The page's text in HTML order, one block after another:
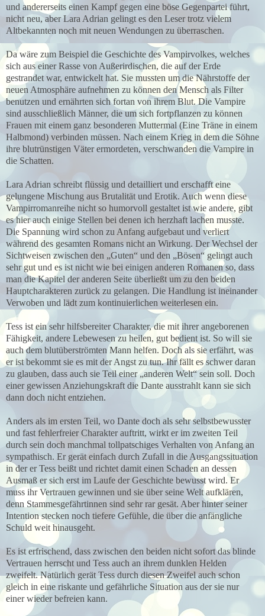
und andererseits einen Kampf gegen eine böse Gegenpartei führt,
nicht neu, aber Lara Adrian gelingt es den Leser trotz vielem
Altbekannten noch mit neuen Wendungen zu überraschen.
Da wäre zum Beispiel die Geschichte des Vampirvolkes, welches
sich aus einer Rasse von Außerirdischen, die auf der Erde
gestrandet war, entwickelt hat. Sie mussten um die Nährstoffe der
neuen Atmosphäre aufnehmen zu können den Mensch als Filter
benutzen und ernährten sich fortan von ihrem Blut. Die Vampire
sind ausschließlich Männer, die um sich fortpflanzen zu können
Frauen mit einem ganz besonderen Muttermal (Eine Träne in einem
Halbmond) verbinden müssen. Nach einem Krieg in dem die Söhne
ihre blutrünstigen Väter ermordeten, verschwanden die Vampire in
die Schatten.
Lara Adrian schreibt flüssig und detailliert und erschafft eine
gelungene Mischung aus Brutalität und Erotik. Auch wenn diese
Vampirromanreihe nicht so humorvoll gestaltet ist wie andere, gibt
es hier auch einige Stellen bei denen ich herzhaft lachen musste.
Die Spannung wird schon zu Anfang aufgebaut und verliert
während des gesamten Romans nicht an Wirkung. Der Wechsel der
Sichtweisen zwischen den „Guten“ und den „Bösen“ gelingt auch
sehr gut und es ist nicht wie bei einigen anderen Romanen so, dass
man die Kapitel der anderen Seite überließt um zu den beiden
Hauptcharakteren zurück zu gelangen. Die Handlung ist ineinander
Verwoben und lädt zum kontinuierlichen weiterlesen ein.
Tess ist ein sehr hilfsbereiter Charakter, die mit ihrer angeborenen
Fähigkeit, andere Lebewesen zu heilen, gut bedient ist. So will sie
auch dem blutüberströmten Mann helfen. Doch als sie erfährt, was
er ist bekommt sie es mit der Angst zu tun. Ihr fällt es schwer daran
zu glauben, dass auch sie Teil einer „anderen Welt“ sein soll. Doch
einer gewissen Anziehungskraft die Dante ausstrahlt kann sie sich
dann doch nicht entziehen.
Anders als im ersten Teil, wo Dante doch als sehr selbstbewusster
und fast fehlerfreier Charakter auftritt, wirkt er im zweiten Teil
durch sein doch manchmal tollpatschiges Verhalten von Anfang an
sympathisch. Er gerät einfach durch Zufall in die Ausgangssituation
in der er Tess beißt und richtet damit einen Schaden an dessen
Ausmaß er sich erst im Laufe der Geschichte bewusst wird. Er
muss ihr Vertrauen gewinnen und sie über seine Welt aufklären,
denn Stammesgefährtinnen sind sehr rar gesät. Aber hinter seiner
Intention stecken noch tiefere Gefühle, die über die anfängliche
Schuld weit hinausgeht.
Es ist erfrischend, dass zwischen den beiden nicht sofort das blinde
Vertrauen herrscht und Tess auch an ihrem dunklen Helden
zweifelt. Natürlich gerät Tess durch diesen Zweifel auch schon
gleich in eine riskante und gefährliche Situation aus der sie nur
einer wieder befreien kann.